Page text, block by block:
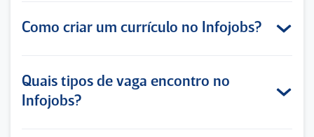
Como criar um currículo no Infojobs?
Quais tipos de vaga encontro no
Infojobs?